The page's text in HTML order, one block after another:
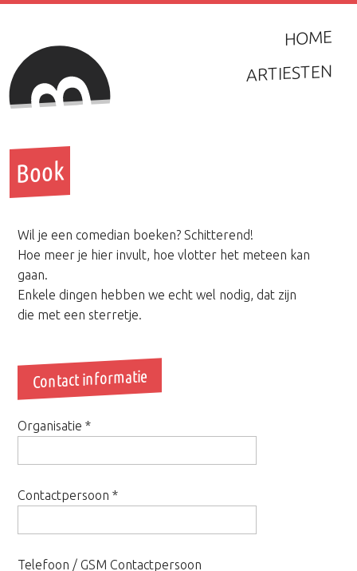
HOME
ARTIESTEN
Book
Wil je een comedian boeken? Schitterend!
Hoe meer je hier invult, hoe vlotter het meteen kan
gaan.
Enkele dingen hebben we echt wel nodig, dat zijn
die met een sterretje.
Contact informatie
Organisatie*
Contactpersoon*
Telefoon / GSM Contactpersoon